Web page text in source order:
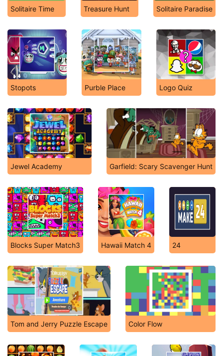
Solitaire Time Treasure Hunt Solitaire Paradise
Stopots Purble Place Logo Quiz
Jewel Academy Garfield: Scary Scavenger Hunt
Blocks Super Match3 Hawaii Match 4 24
Tom and Jerry Puzzle Escape Color Flow